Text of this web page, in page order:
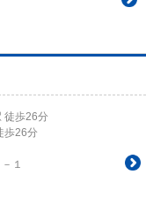
徒歩26分
歩26分
１